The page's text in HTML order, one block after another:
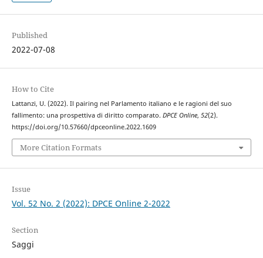
Published
2022-07-08
How to Cite
Lattanzi, U. (2022). Il pairing nel Parlamento italiano e le ragioni del suo
fallimento: una prospettiva di diritto comparato. DPCE Online, 52(2).
https://doi.org/10.57660/dpceonline.2022.1609
More Citation Formats
Issue
Vol. 52 No. 2 (2022): DPCE Online 2-2022
Section
Saggi